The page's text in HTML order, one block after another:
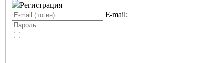
Регистрация
E-mail: